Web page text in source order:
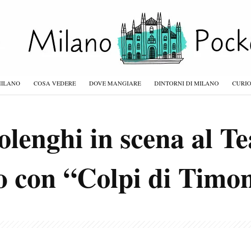
COSA VEDERE DOVE MANGIARE DINTORNI DI MILANO
in scena al
con “Colpi di